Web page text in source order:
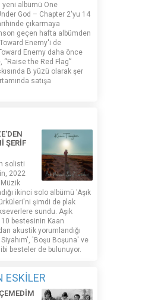
yeni albümü One
God – Chapter 2'yu 14
çıkarmaya
geçen hafta albümden
Enemy'i de
Enemy daha önce
“Raise the Red Flag”
B yüzü olarak şer
satışa
ŞERİF
solisti
2022
Müzik
ikinci solo albümü 'Aşık
şimdi de plak
sundu. Aşık
bestesinin Kaan
akustik yorumlandığı
'Boşu Boşuna' ve
besteler de bulunuyor.
ESKİLER